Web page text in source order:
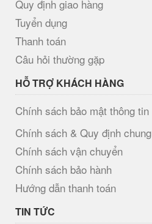
Quy định giao hàng
Tuyển dụng
Thanh toán
Câu hỏi thường gặp
HỖ TRỢ KHÁCH HÀNG
Chính sách bảo mật thông tin
Chính sách & Quy định chung
Chính sách vận chuyển
Chính sách bảo hành
Hướng dẫn thanh toán
TIN TỨC